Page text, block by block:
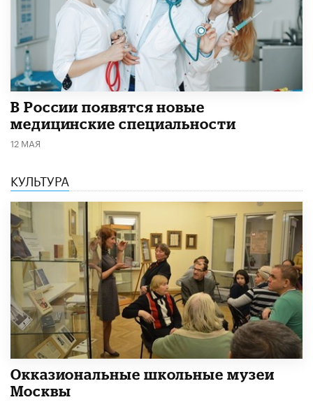
В России появятся новые
медицинские специальности
12 МАЯ
КУЛЬТУРА
​Окказиональные школьные музеи
Москвы